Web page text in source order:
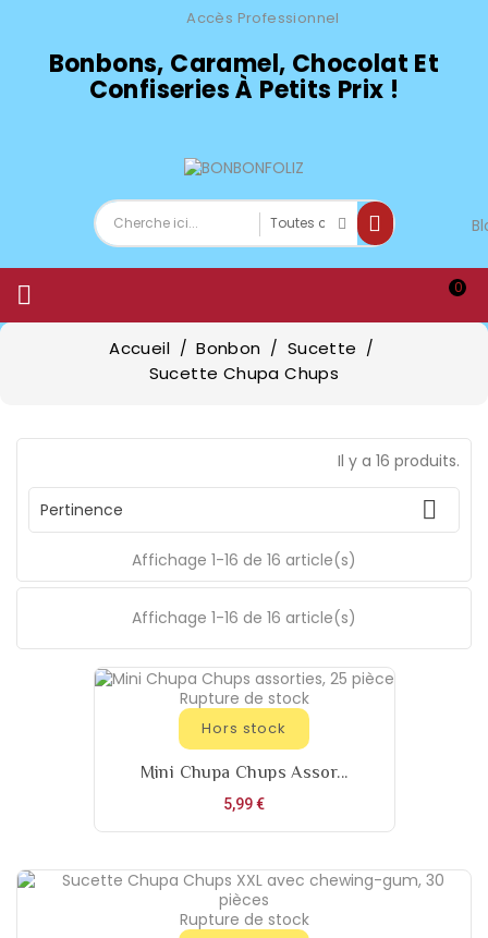
Accès Professionnel
Bonbons, Caramel, Chocolat Et
Confiseries À Petits Prix !
 0
Accueil Bonbon
Sucette
Sucette Chupa Chups
Il y a 16 produits.
Pertinence 
Affichage 1-16 de 16 article(s)
Affichage 1-16 de 16 article(s)
Rupture de stock
Hors stock
Mini Chupa Chups Assor...
5,99 €Prix
Rupture de stock